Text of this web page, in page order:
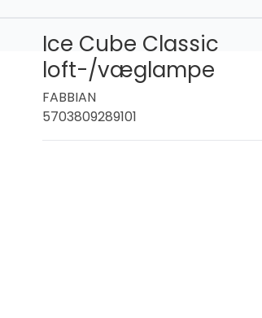
Ice Cube Classic
loft-/væglampe
FABBIAN
5703809289101